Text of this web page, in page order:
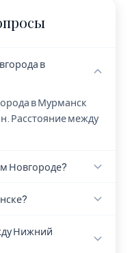
в
в Мурманск
Расстояние между
Новгороде?
Нижний